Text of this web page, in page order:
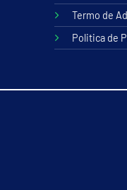
Termo de
Politica de